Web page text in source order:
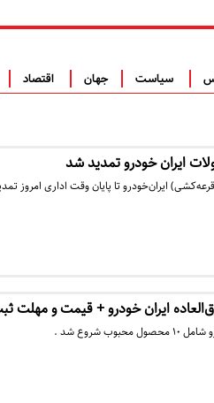
سیاست جهان اقتصاد
ایران خودرو تمدید شد
ایران‌خودرو تا پایان وقت اداری امروز
ایران‌ خودرو + قیمت و مهلت
شروع شد .